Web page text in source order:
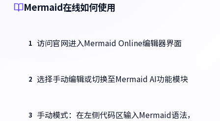
Mermaid在线如何使用
1 访问官网进入Mermaid Online编辑器界面
2 选择手动编辑或切换至Mermaid AI功能模块
3 手动模式：在左侧代码区输入Mermaid语法，